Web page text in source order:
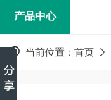
产品中心
当前位置： 首页